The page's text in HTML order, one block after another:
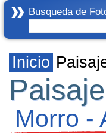
Busqueda de
Inicio
Paisaje
Morro -